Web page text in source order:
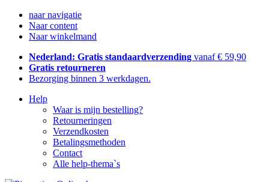
naar navigatie
Naar content
Naar winkelmand
Nederland: Gratis standaardverzending vanaf € 59,90
Gratis retourneren
Bezorging binnen 3 werkdagen.
Help
Waar is mijn bestelling?
Retourneringen
Verzendkosten
Betalingsmethoden
Contact
Alle help-thema`s